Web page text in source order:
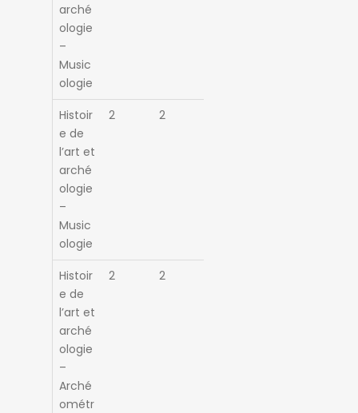
arché
ologie
–
Music
ologie
Histoir
e de
l’art et
arché
ologie
–
Music
ologie
2 2
Histoir
e de
l’art et
arché
ologie
–
Arché
ométr
2 2